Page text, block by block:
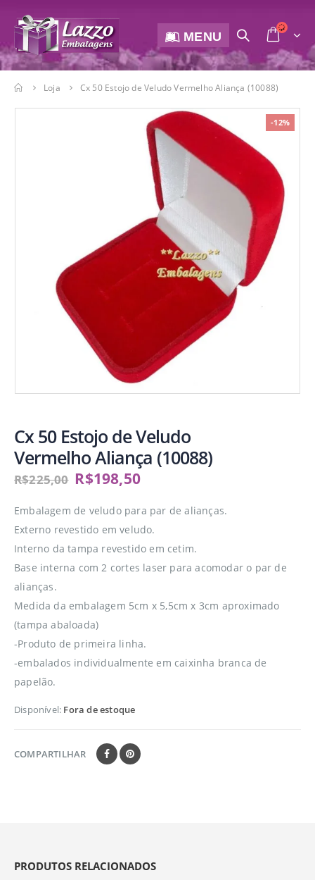
MENU
Loja Cx 50 Estojo de Veludo Vermelho Aliança (10088)
-12%
Cx 50 Estojo de Veludo
Vermelho Aliança (10088)
R$225,00 R$198,50
Embalagem de veludo para par de alianças.
Externo revestido em veludo.
Interno da tampa revestido em cetim.
Base interna com 2 cortes laser para acomodar o par de
alianças.
Medida da embalagem 5cm x 5,5cm x 3cm aproximado
(tampa abaloada)
-Produto de primeira linha.
-embalados individualmente em caixinha branca de
papelão.
Disponível: Fora de estoque
COMPARTILHAR
PRODUTOS RELACIONADOS